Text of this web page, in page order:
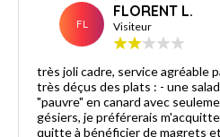
FL
FLORENT L.
Visiteur
très joli cadre, service agréable
très déçus des plats : - une salade périgourdine très
"pauvre" en canard avec seulement 3 petits morceaux de
gésiers, je préférerais
quitte à bénéficier de magrets